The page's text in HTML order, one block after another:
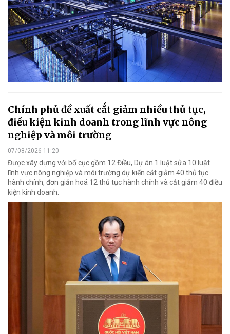
Chính phủ đề xuất cắt giảm nhiều thủ tục,
điều kiện kinh doanh trong lĩnh vực nông
nghiệp và môi trường
07/08/2026 11:20
Được xây dựng với bố cục gồm 12 Điều, Dự án 1 luật sửa 10 luật
lĩnh vực nông nghiệp và môi trường dự kiến cắt giảm 40 thủ tục
hành chính, đơn giản hoá 12 thủ tục hành chính và cắt giảm 40 điều
kiện kinh doanh.